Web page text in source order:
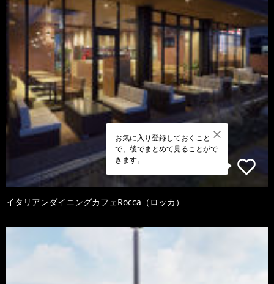
お気に入り登録しておくこと
で、後でまとめて見ることがで
きます。
イタリアンダイニングカフェRocca（ロッカ）